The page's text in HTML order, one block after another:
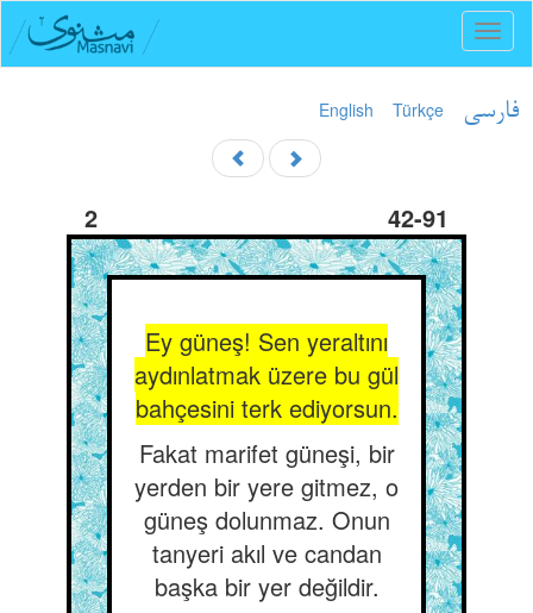
English Türkçe فارسی
2 42-91
Ey güneş! Sen yeraltını
aydınlatmak üzere bu gül
bahçesini terk ediyorsun.
Fakat marifet güneşi, bir
yerden bir yere gitmez, o
güneş dolunmaz. Onun
tanyeri akıl ve candan
başka bir yer değildir.